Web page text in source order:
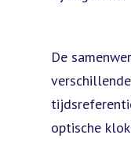
De
optische